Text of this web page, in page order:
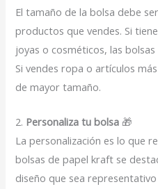
El tamaño de la bolsa debe
productos que vendes. Si
joyas o cosméticos, las
Si vendes ropa o artículos
de mayor tamaño.
2. Personaliza tu bolsa 🎁
La personalización es lo que
bolsas de papel kraft se
diseño que sea